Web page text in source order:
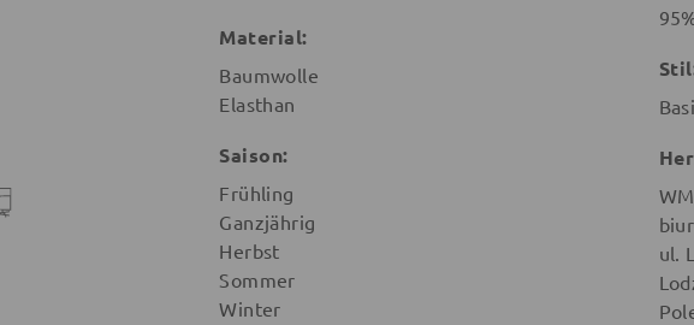
Material:
Baumwolle
Elasthan
Saison:
Frühling
Ganzjährig
Herbst
Sommer
Winter
ul.